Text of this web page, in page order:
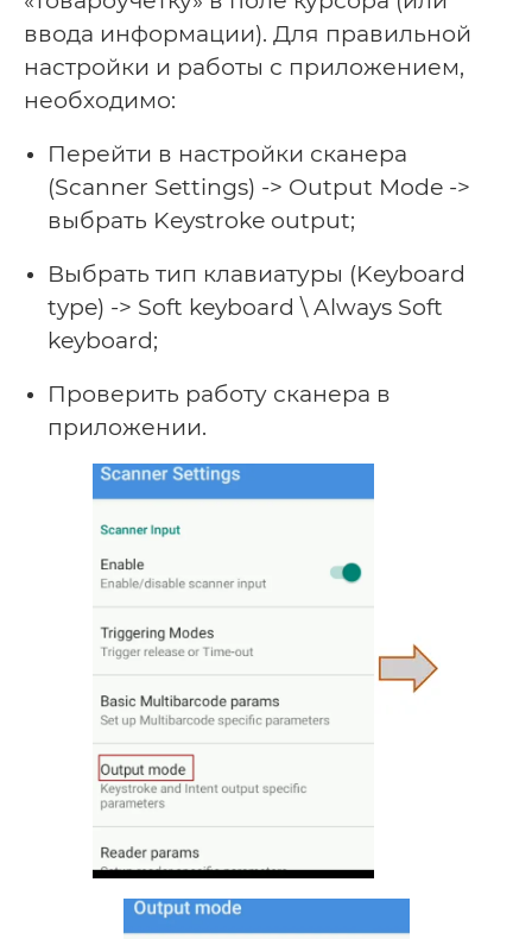
ввода информации). Для правильной
настройки и работы с приложением,
необходимо:
Перейти в настройки сканера
(Scanner Settings) -> Output Mode ->
выбрать Keystroke output;
Выбрать тип клавиатуры (Keyboard
type) -> Soft keyboard \ Always Soft
keyboard;
Проверить работу сканера в
приложении.